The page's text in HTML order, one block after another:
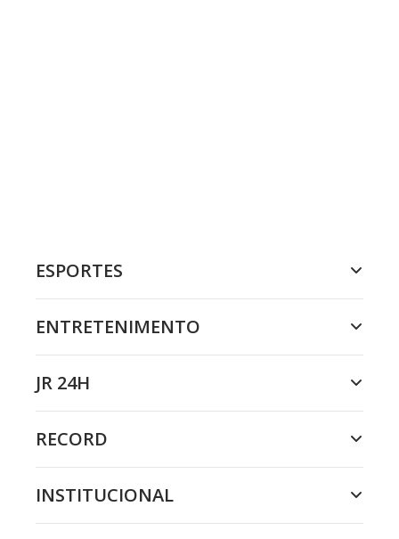
ESPORTES
ENTRETENIMENTO
JR 24H
RECORD
INSTITUCIONAL